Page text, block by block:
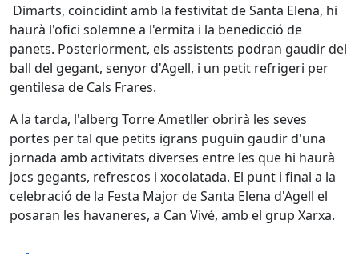
Dimarts, coincidint amb la festivitat de Santa Elena, hi
haurà l'ofici solemne a l'ermita i la benedicció de
panets. Posteriorment, els assistents podran gaudir del
ball del gegant, senyor d'Agell, i un petit refrigeri per
gentilesa de Cals Frares.
A la tarda, l'alberg Torre Ametller obrirà les seves
portes per tal que petits igrans puguin gaudir d'una
jornada amb activitats diverses entre les que hi haurà
jocs gegants, refrescos i xocolatada. El punt i final a la
celebració de la Festa Major de Santa Elena d'Agell el
posaran les havaneres, a Can Vivé, amb el grup Xarxa.